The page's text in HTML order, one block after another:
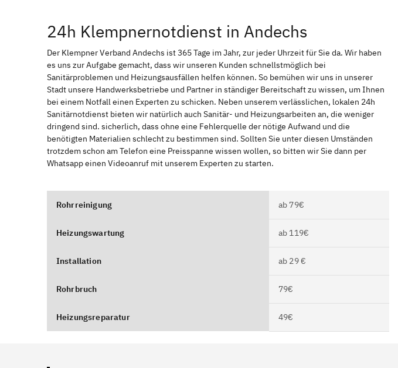
24h Klempnernotdienst in Andechs
Der Klempner Verband Andechs ist 365 Tage im Jahr, zur jeder Uhrzeit für Sie da. Wir haben
es uns zur Aufgabe gemacht, dass wir unseren Kunden schnellstmöglich bei
Sanitärproblemen und Heizungsausfällen helfen können. So bemühen wir uns in unserer
Stadt unsere Handwerksbetriebe und Partner in ständiger Bereitschaft zu wissen, um Ihnen
bei einem Notfall einen Experten zu schicken. Neben unserem verlässlichen, lokalen 24h
Sanitärnotdienst bieten wir natürlich auch Sanitär- und Heizungsarbeiten an, die weniger
dringend sind. sicherlich, dass ohne eine Fehlerquelle der nötige Aufwand und die
benötigten Materialien schlecht zu bestimmen sind. Sollten Sie unter diesen Umständen
trotzdem schon am Telefon eine Preisspanne wissen wollen, so bitten wir Sie dann per
Whatsapp einen Videoanruf mit unserem Experten zu starten.
Rohrreinigung ab 79€
Heizungswartung ab 119€
Installation ab 29 €
Rohrbruch 79€
Heizungsreparatur 49€